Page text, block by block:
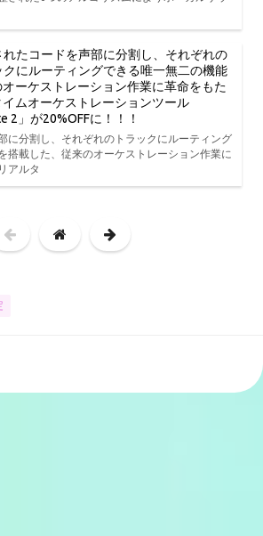
れたコードを声部に分割し、それぞれの
クにルーティングできる唯一無二の機能
ーケストレーション作業に革命をもた
ムオーケストレーションツール
2」が20%OFFに！！！
に分割し、それぞれのトラックにルーティング
搭載した、従来のオーケストレーション作業に
アルタ